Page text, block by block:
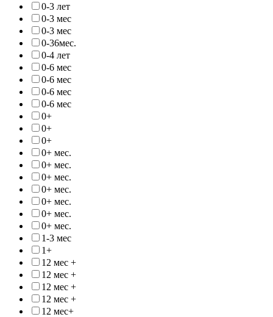
0-3 лет
0-3 мес
0-3 мес
0-36мес.
0-4 лет
0-6 мес
0-6 мес
0-6 мес
0-6 мес
0+
0+
0+
0+ мес.
0+ мес.
0+ мес.
0+ мес.
0+ мес.
0+ мес.
0+ мес.
1-3 мес
1+
12 мес +
12 мес +
12 мес +
12 мес +
12 мес+